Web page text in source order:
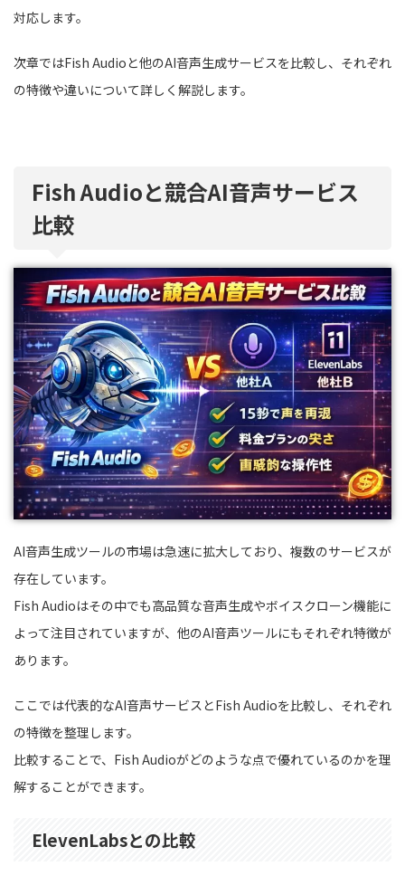
対応します。
次章ではFish Audioと他のAI音声生成サービスを比較し、それぞれ
の特徴や違いについて詳しく解説します。
Fish Audioと競合AI音声サービス
比較
AI音声生成ツールの市場は急速に拡大しており、複数のサービスが
存在しています。
Fish Audioはその中でも高品質な音声生成やボイスクローン機能に
よって注目されていますが、他のAI音声ツールにもそれぞれ特徴が
あります。
ここでは代表的なAI音声サービスとFish Audioを比較し、それぞれ
の特徴を整理します。
比較することで、Fish Audioがどのような点で優れているのかを理
解することができます。
ElevenLabsとの比較